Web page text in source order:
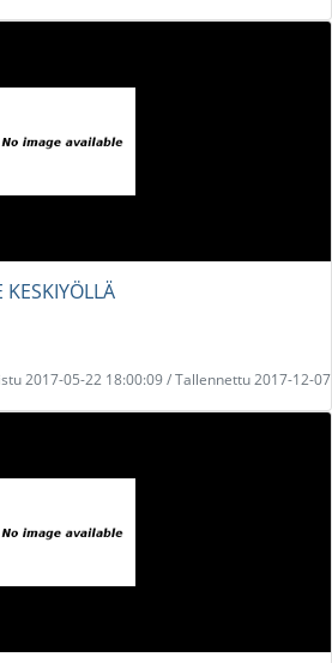
2017-05-22 18:00:09 / Tallennettu 2017-12-07